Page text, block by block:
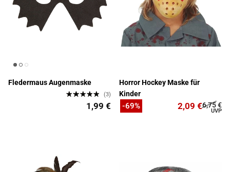
Fledermaus Augenmaske
(3)
1,99 €
Horror Hockey Maske für
Kinder
2,09 €6,75 €
-69%